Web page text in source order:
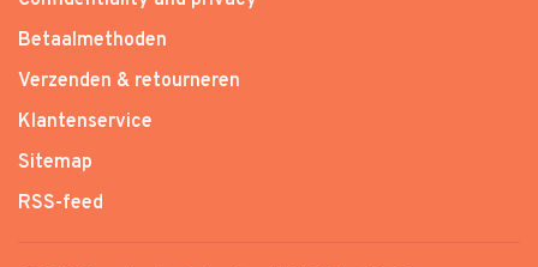
Betaalmethoden
Verzenden & retourneren
Klantenservice
Sitemap
RSS-feed